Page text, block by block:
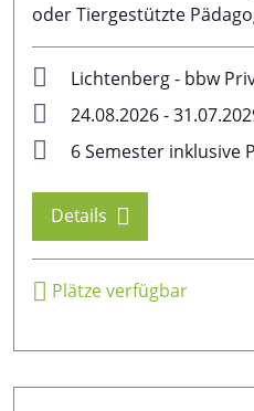
oder Tiergestützte
Lichtenberg - bbw
24.08.2026 -
6 Semester inklusive
Details
Plätze verfügbar